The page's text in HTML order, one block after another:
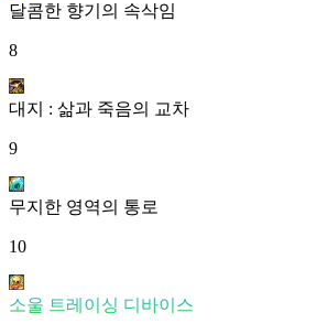
달콤한 향기의 속삭임
8
대지 : 삶과 죽음의 교차
9
무지한 영역의 통로
10
소울 트레이싱 디바이스